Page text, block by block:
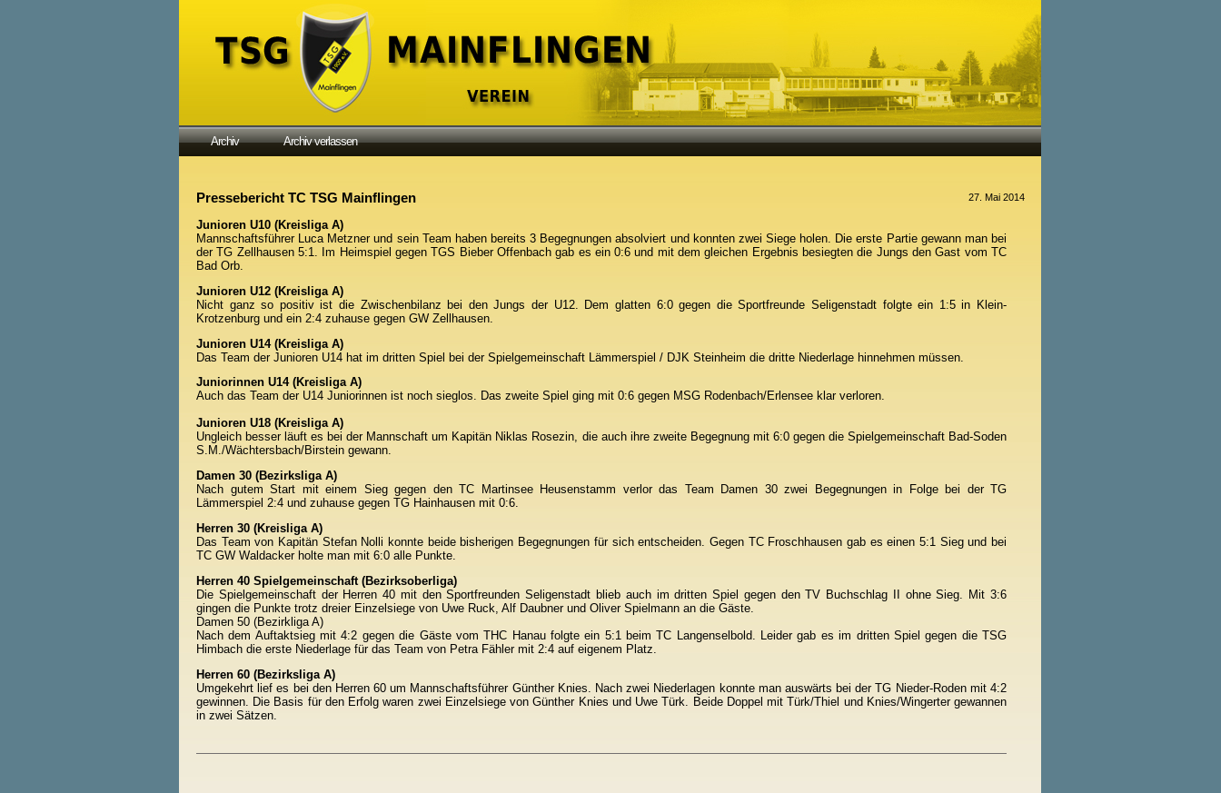
Archiv Archiv verlassen
Pressebericht TC TSG Mainflingen 27. Mai 2014
Junioren U10 (Kreisliga A)
Mannschaftsführer Luca Metzner und sein Team haben bereits 3 Begegnungen absolviert und konnten zwei Siege holen. Die erste Partie gewann man bei
der TG Zellhausen 5:1. Im Heimspiel gegen TGS Bieber Offenbach gab es ein 0:6 und mit dem gleichen Ergebnis besiegten die Jungs den Gast vom TC
Bad Orb.
Junioren U12 (Kreisliga A)
Nicht ganz so positiv ist die Zwischenbilanz bei den Jungs der U12. Dem glatten 6:0 gegen die Sportfreunde Seligenstadt folgte ein 1:5 in Klein-
Krotzenburg und ein 2:4 zuhause gegen GW Zellhausen.
Junioren U14 (Kreisliga A)
Das Team der Junioren U14 hat im dritten Spiel bei der Spielgemeinschaft Lämmerspiel / DJK Steinheim die dritte Niederlage hinnehmen müssen.
Juniorinnen U14 (Kreisliga A)
Auch das Team der U14 Juniorinnen ist noch sieglos. Das zweite Spiel ging mit 0:6 gegen MSG Rodenbach/Erlensee klar verloren.
Junioren U18 (Kreisliga A)
Ungleich besser läuft es bei der Mannschaft um Kapitän Niklas Rosezin, die auch ihre zweite Begegnung mit 6:0 gegen die Spielgemeinschaft Bad-Soden
S.M./Wächtersbach/Birstein gewann.
Damen 30 (Bezirksliga A)
Nach gutem Start mit einem Sieg gegen den TC Martinsee Heusenstamm verlor das Team Damen 30 zwei Begegnungen in Folge bei der TG
Lämmerspiel 2:4 und zuhause gegen TG Hainhausen mit 0:6.
Herren 30 (Kreisliga A)
Das Team von Kapitän Stefan Nolli konnte beide bisherigen Begegnungen für sich entscheiden. Gegen TC Froschhausen gab es einen 5:1 Sieg und bei
TC GW Waldacker holte man mit 6:0 alle Punkte.
Herren 40 Spielgemeinschaft (Bezirksoberliga)
Die Spielgemeinschaft der Herren 40 mit den Sportfreunden Seligenstadt blieb auch im dritten Spiel gegen den TV Buchschlag II ohne Sieg. Mit 3:6
gingen die Punkte trotz dreier Einzelsiege von Uwe Ruck, Alf Daubner und Oliver Spielmann an die Gäste.
Damen 50 (Bezirkliga A)
Nach dem Auftaktsieg mit 4:2 gegen die Gäste vom THC Hanau folgte ein 5:1 beim TC Langenselbold. Leider gab es im dritten Spiel gegen die TSG
Himbach die erste Niederlage für das Team von Petra Fähler mit 2:4 auf eigenem Platz.
Herren 60 (Bezirksliga A)
Umgekehrt lief es bei den Herren 60 um Mannschaftsführer Günther Knies. Nach zwei Niederlagen konnte man auswärts bei der TG Nieder-Roden mit 4:2
gewinnen. Die Basis für den Erfolg waren zwei Einzelsiege von Günther Knies und Uwe Türk. Beide Doppel mit Türk/Thiel und Knies/Wingerter gewannen
in zwei Sätzen.